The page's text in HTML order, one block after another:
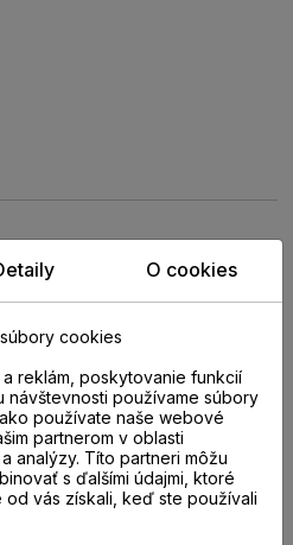
európsky B639,
parketové lišty
O cookies
cookies
reklám, poskytovanie funkcií
návštevnosti používame súbory
používate naše webové
partnerom v oblasti
analýzy. Títo partneri môžu
s ďalšími údajmi, ktoré
vás získali, keď ste používali